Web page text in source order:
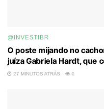
@INVESTIBR
O poste mijando no
juíza Gabriela Hardt, que
27 MINUTOS ATRÁS 0